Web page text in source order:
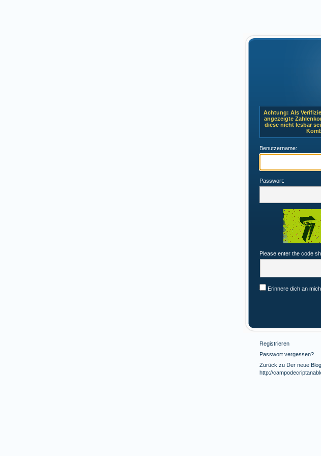
Achtung: Als
angezeigte
diese nicht lesbar
Benutzername:
Passwort:
Please enter the code
Erinnere dich an mich
Registrieren
Passwort vergessen?
Zurück zu Der neue
http://